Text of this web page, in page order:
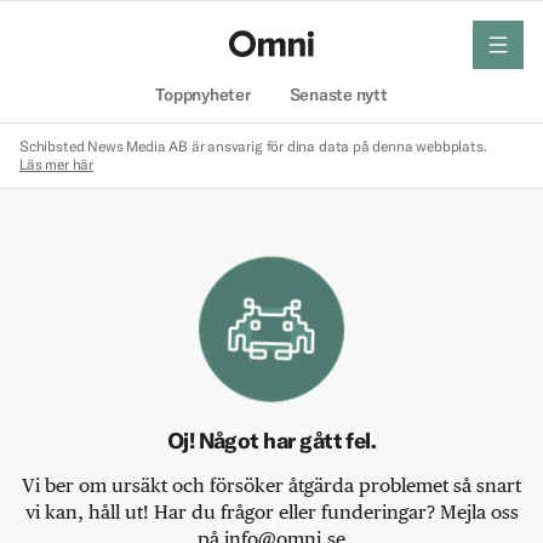
Toppnyheter Senaste nytt
meny
Schibsted News Media AB är ansvarig för dina data på denna webbplats.
Läs mer här
Oj! Något har gått fel.
Vi ber om ursäkt och försöker åtgärda problemet så snart
vi kan, håll ut! Har du frågor eller funderingar? Mejla oss